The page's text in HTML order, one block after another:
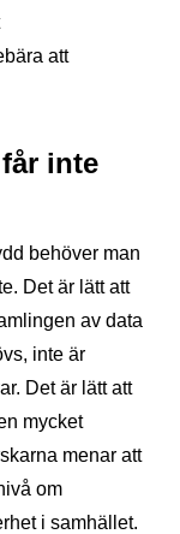
att
inte
behöver man
Det är lätt att
av data
inte är
Det är lätt att
mycket
menar att
om
i samhället.